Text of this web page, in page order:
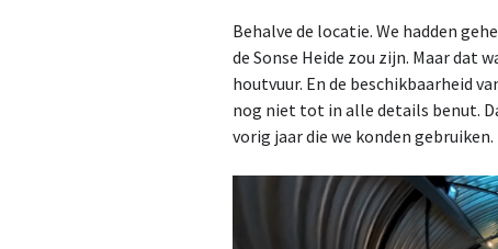
Behalve de locatie. We hadden
de Sonse Heide zou zijn. Maar dat
houtvuur. En de beschikbaarheid
nog niet tot in alle details benut.
vorig jaar die we konden gebruiken.